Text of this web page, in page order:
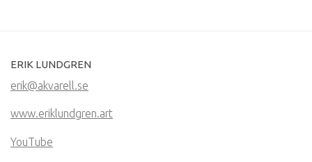
ERIK LUNDGREN
erik@akvarell.se
www.eriklundgren.art
YouTube